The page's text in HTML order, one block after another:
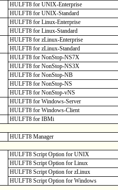
HULFT8 for UNIX-Enterprise
HULFT8 for UNIX-Standard
HULFT8 for Linux-Enterprise
HULFT8 for Linux-Standard
HULFT8 for zLinux-Enterprise
HULFT8 for zLinux-Standard
HULFT8 for NonStop-NS7X
HULFT8 for NonStop-NS3X
HULFT8 for NonStop-NB
HULFT8 for NonStop-NS
HULFT8 for NonStop-vNS
HULFT8 for Windows-Server
HULFT8 for Windows-Client
HULFT8 for IBMi
HULFT8 Manager
HULFT8 Script Option for UNIX
HULFT8 Script Option for Linux
HULFT8 Script Option for zLinux
HULFT8 Script Option for Windows